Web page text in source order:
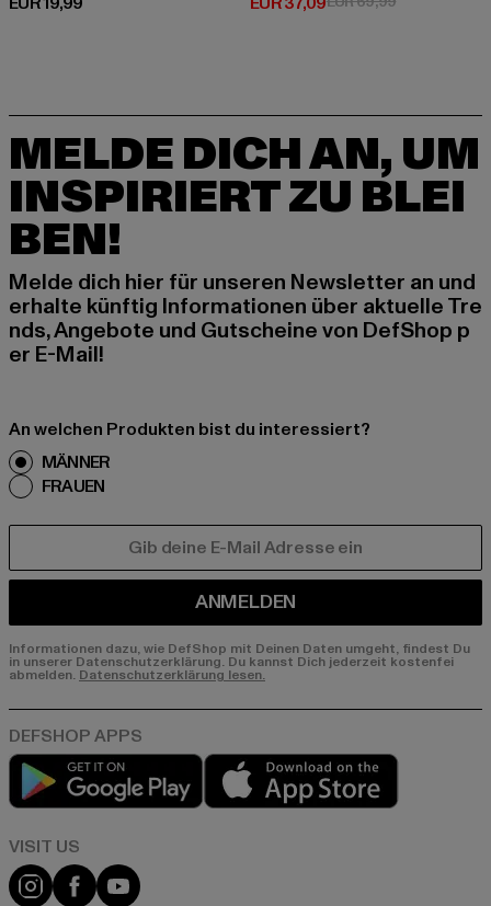
MELDE DICH AN, UM
INSPIRIERT ZU BLEI
BEN!
Melde dich hier für unseren Newsletter an und
erhalte künftig Informationen über aktuelle Tre
nds, Angebote und Gutscheine von DefShop p
er E-Mail!
An welchen Produkten bist du interessiert?
MÄNNER
FRAUEN
ANMELDEN
Informationen dazu, wie DefShop mit Deinen Daten umgeht, findest Du
in unserer Datenschutzerklärung. Du kannst Dich jederzeit kostenfei
abmelden. Datenschutzerklärung lesen.
Play market
Visit our Instagram page:
Visit our Facebook page:
Visit our YouTube channel: